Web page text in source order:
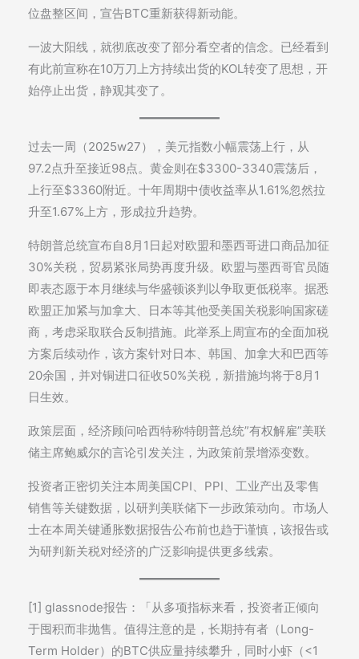
位盘整区间，宣告BTC重新获得新动能。
一波大阳线，就彻底改变了部分看空者的信念。已经看到
有此前宣称在10万刀上方持续出货的KOL转变了思想，开
始停止出货，静观其变了。
过去一周（2025w27），美元指数小幅震荡上行，从
97.2点升至接近98点。黄金则在$3300-3340震荡后，
上行至$3360附近。十年周期中债收益率从1.61%忽然拉
升至1.67%上方，形成拉升趋势。
特朗普总统宣布自8月1日起对欧盟和墨西哥进口商品加征
30%关税，贸易紧张局势再度升级。欧盟与墨西哥官员随
即表态愿于本月继续与华盛顿谈判以争取更低税率。据悉
欧盟正加紧与加拿大、日本等其他受美国关税影响国家磋
商，考虑采取联合反制措施。此举系上周宣布的全面加税
方案后续动作，该方案针对日本、韩国、加拿大和巴西等
20余国，并对铜进口征收50%关税，新措施均将于8月1
日生效。
政策层面，经济顾问哈西特称特朗普总统”有权解雇”美联
储主席鲍威尔的言论引发关注，为政策前景增添变数。
投资者正密切关注本周美国CPI、PPI、工业产出及零售
销售等关键数据，以研判美联储下一步政策动向。市场人
士在本周关键通胀数据报告公布前也趋于谨慎，该报告或
为研判新关税对经济的广泛影响提供更多线索。
[1] glassnode报告：「从多项指标来看，投资者正倾向
于囤积而非抛售。值得注意的是，长期持有者（Long-
Term Holder）的BTC供应量持续攀升，同时小虾（<1